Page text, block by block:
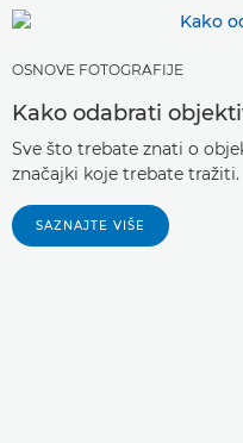
OSNOVE FOTOGRAFIJE
Kako odabrati
Sve što trebate znati o
značajki koje trebate tražiti.
SAZNAJTE VIŠE